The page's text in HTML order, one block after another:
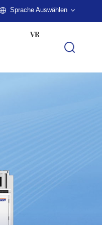
Sprache Auswählen
VR